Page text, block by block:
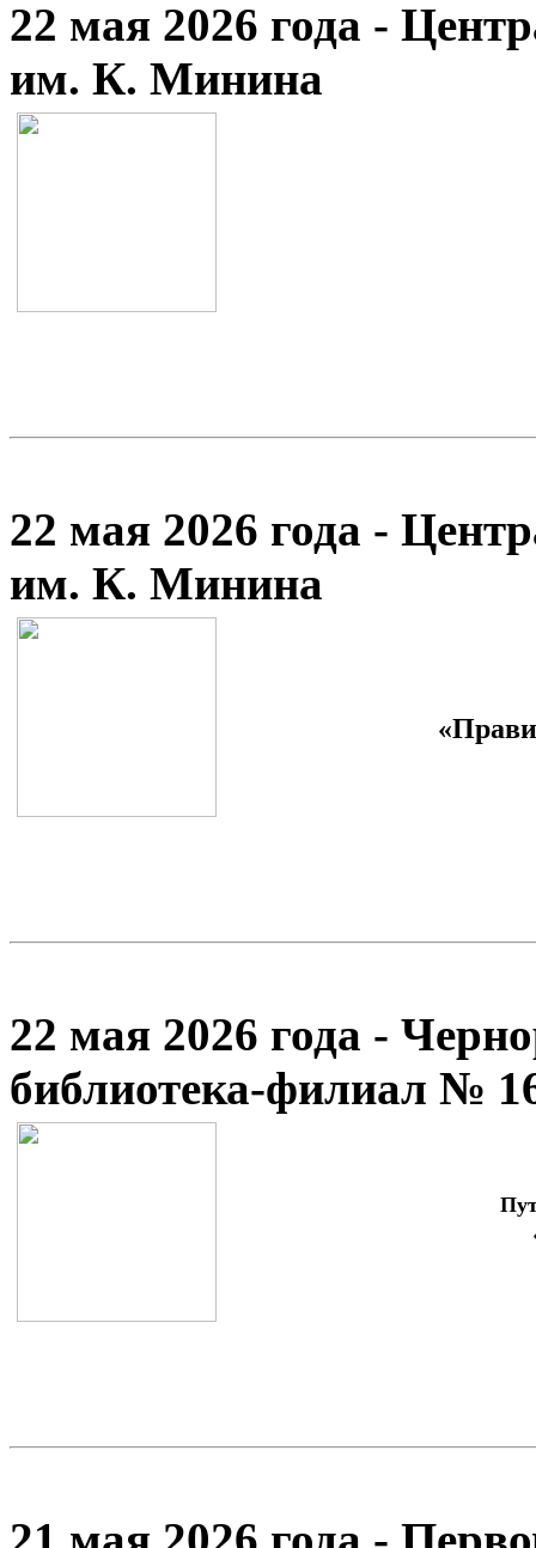
22 мая 2026 года -
им. К. Минина
22 мая 2026 года -
им. К. Минина
22 мая 2026 года -
библиотека-филиал №